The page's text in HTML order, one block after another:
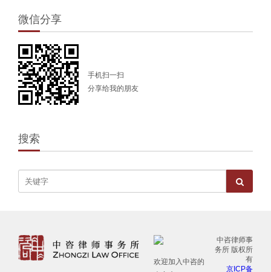
微信分享
手机扫一扫
分享给我的朋友
搜索
欢迎加入中咨的
中咨律师事
务所 版权所
有
京ICP备